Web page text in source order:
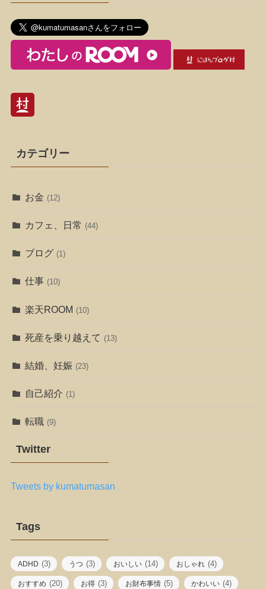
カテゴリー
お金 (12)
カフェ、日常 (44)
ブログ (1)
仕事 (10)
楽天ROOM (10)
死産を乗り越えて (13)
結婚、妊娠 (23)
自己紹介 (1)
転職 (9)
Twitter
Tweets by kumatumasan
Tags
ADHD (3) うつ (3) おいしい (14) おしゃれ (4)
おすすめ (20) お得 (3) お財布事情 (5) かわいい (4)